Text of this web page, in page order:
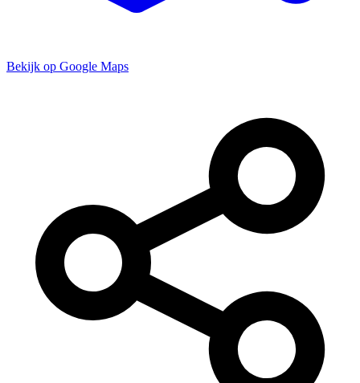
Bekijk op Google Maps